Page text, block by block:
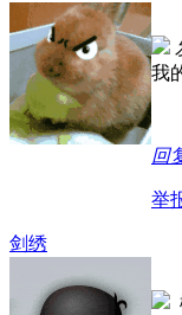
我
回
举
剑绣